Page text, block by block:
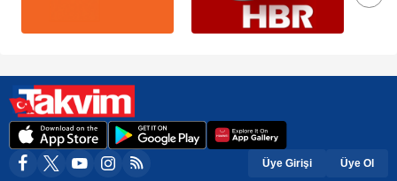
Üye Girişi Üye Ol